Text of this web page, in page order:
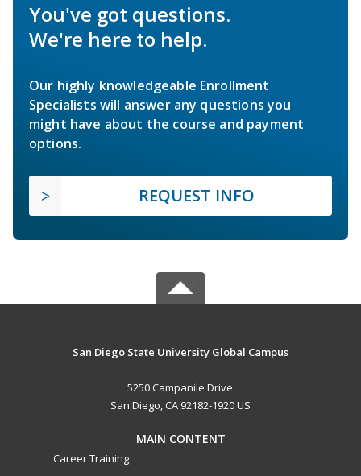
You've got questions.
We're here to help.
Our highly knowledgeable Enrollment
Specialists will answer any questions you
might have about the course and payment
options.
REQUEST INFO
San Diego State University Global Campus
5250 Campanile Drive
San Diego, CA 92182-1920 US
MAIN CONTENT
Career Training